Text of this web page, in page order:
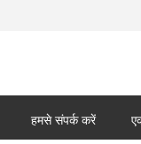
हमसे संपर्क करें